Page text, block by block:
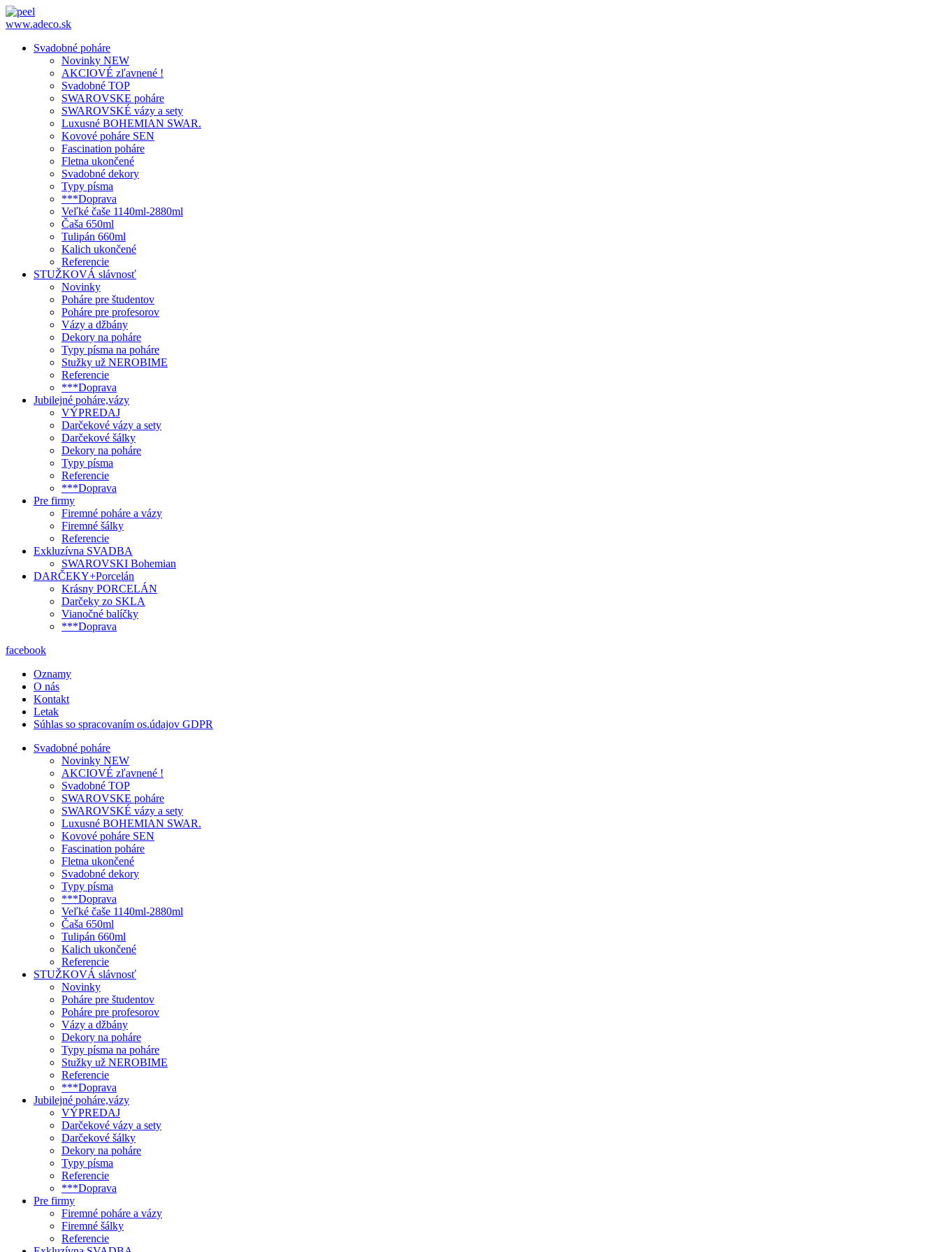
www.adeco.sk
Svadobné poháre
Novinky NEW
AKCIOVÉ zľavnené !
Svadobné TOP
SWAROVSKE poháre
SWAROVSKÉ vázy a sety
Luxusné BOHEMIAN SWAR.
Kovové poháre SEN
Fascination poháre
Fletna ukončené
Svadobné dekory
Typy písma
***Doprava
Veľké čaše 1140ml-2880ml
Čaša 650ml
Tulipán 660ml
Kalich ukončené
Referencie
STUŽKOVÁ slávnosť
Novinky
Poháre pre študentov
Poháre pre profesorov
Vázy a džbány
Dekory na poháre
Typy písma na poháre
Stužky už NEROBIME
Referencie
***Doprava
Jubilejné poháre,vázy
VÝPREDAJ
Darčekové vázy a sety
Darčekové šálky
Dekory na poháre
Typy písma
Referencie
***Doprava
Pre firmy
Firemné poháre a vázy
Firemné šálky
Referencie
Exkluzívna SVADBA
SWAROVSKI Bohemian
DARČEKY+Porcelán
Krásny PORCELÁN
Darčeky zo SKLA
Vianočné balíčky
***Doprava
facebook
Oznamy
O nás
Kontakt
Letak
Súhlas so spracovaním os.údajov GDPR
Svadobné poháre
Novinky NEW
AKCIOVÉ zľavnené !
Svadobné TOP
SWAROVSKE poháre
SWAROVSKÉ vázy a sety
Luxusné BOHEMIAN SWAR.
Kovové poháre SEN
Fascination poháre
Fletna ukončené
Svadobné dekory
Typy písma
***Doprava
Veľké čaše 1140ml-2880ml
Čaša 650ml
Tulipán 660ml
Kalich ukončené
Referencie
STUŽKOVÁ slávnosť
Novinky
Poháre pre študentov
Poháre pre profesorov
Vázy a džbány
Dekory na poháre
Typy písma na poháre
Stužky už NEROBIME
Referencie
***Doprava
Jubilejné poháre,vázy
VÝPREDAJ
Darčekové vázy a sety
Darčekové šálky
Dekory na poháre
Typy písma
Referencie
***Doprava
Pre firmy
Firemné poháre a vázy
Firemné šálky
Referencie